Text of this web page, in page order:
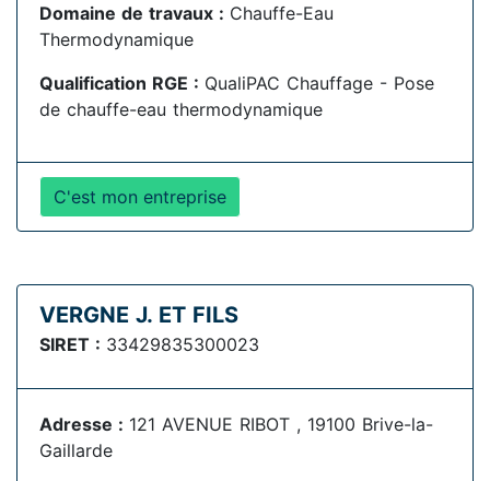
Domaine de travaux : Chauffe-Eau
Thermodynamique
Qualification RGE : QualiPAC Chauffage - Pose
de chauffe-eau thermodynamique
C'est mon entreprise
VERGNE J. ET FILS
SIRET : 33429835300023
Adresse : 121 AVENUE RIBOT , 19100 Brive-la-
Gaillarde